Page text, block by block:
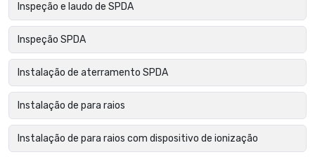
Inspeção e laudo de SPDA
Inspeção SPDA
Instalação de aterramento SPDA
Instalação de para raios
Instalação de para raios com dispositivo de ionização